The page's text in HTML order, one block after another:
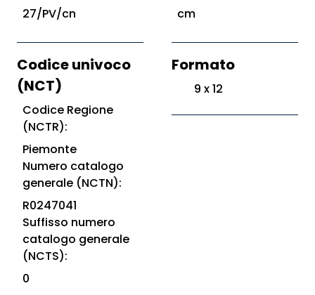
27/PV/cn
Codice univoco
(NCT)
Codice Regione
(NCTR):
Piemonte
Numero catalogo
generale (NCTN):
R0247041
Suffisso numero
catalogo generale
(NCTS):
0
cm
Formato
9 x 12